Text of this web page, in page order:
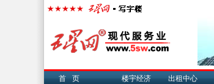
首页 楼宇经济 出租中心